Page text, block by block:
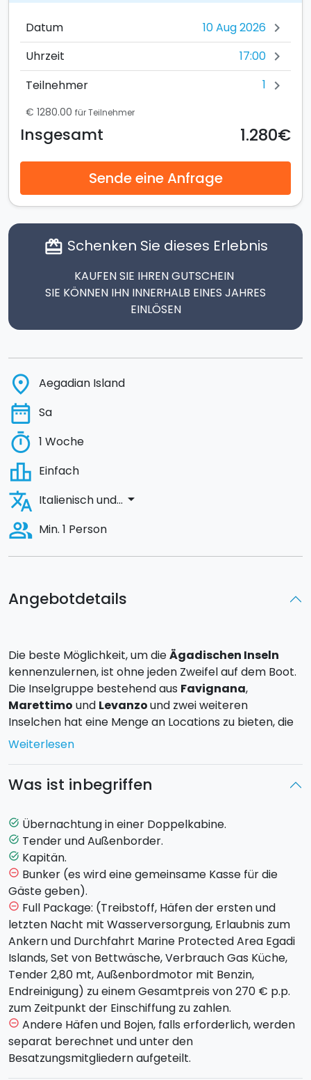
Angebotdetails
Die beste Möglichkeit, um dieÄgadischen Inseln
kennenzulernen, ist ohne jeden Zweifel auf dem Boot.
Die Inselgruppe bestehend aus Favignana,
Marettimo und Levanzound zwei weiteren
Inselchen hat eine Menge an Locations zu bieten, die
jeder Liebhaber des Meeres und der Natur gesehen
Meeresgrotten und Küstenstreifen
oder zwischen der reichen Pflanzenwelt spazieren
gehen. Samstag, nach einem kurzen Briefing und
nachdem ihr euch in euren Kabinen eingerichtet habt,
werdet ihr die Nacht im Hafen von Marsala
verbringen.
Die erste Insel, die ihr besuchen werdet, ist
Favignana, der Insel des kristallklaren Wassers, die
zahlreiche Geschichten und Mythen zu erzählen hat.
Auf dieser Insel gibt es fantastische Orte zu
besuchen, wie etwa denPalazzo Floriound das
MuseumMuseo delle Tonnare Floriooder der Cala
Rossa. Nach zwei Tagen Favignana, geht es weiter
nachLevanzo, der kleinsten der Inseln,
charakterisiert durch kulinarische Köstlichkeiten und
dem Nicht-Vorhandensein asphaltierter Straßen. Die
Weiterlesen
Was ist inbegriffen
task_alt Übernachtung in einer Doppelkabine.
task_alt Tender und Außenborder.
task_alt Kapitän.
remove_circle_outline Bunker (es wird eine gemeinsame Kasse für die
Gäste geben).
remove_circle_outline Full Package: (Treibstoff, Häfen der ersten und
letzten Nacht mit Wasserversorgung, Erlaubnis zum
Ankern und Durchfahrt Marine Protected Area Egadi
Islands, Set von Bettwäsche, Verbrauch Gas Küche,
Tender 2,80 mt, Außenbordmotor mit Benzin,
Endreinigung) zu einem Gesamtpreis von 270 € p.p.
zum Zeitpunkt der Einschiffung zu zahlen.
remove_circle_outline Andere Häfen und Bojen, falls erforderlich, werden
separat berechnet und unter den
Besatzungsmitgliedern aufgeteilt.
Datum chevron_right
Uhrzeit 17:00 chevron_right
Teilnehmer 1 chevron_right
€ 1280.00 für Teilnehmer
Insgesamt 1.280€
Sende eine Anfrage
card_giftcard Schenken Sie dieses Erlebnis
KAUFEN SIE IHREN GUTSCHEIN
SIE KÖNNEN IHN INNERHALB EINES JAHRES
EINLÖSEN
place Aegadian Island
date_range Sa
timer 1 Woche
leaderboard Einfach
translate Italienisch und... arrow_drop_down
people_alt Min. 1 Person